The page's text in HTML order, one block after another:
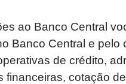
ao Banco Central
Banco Central e pelo
de crédito,
cotação